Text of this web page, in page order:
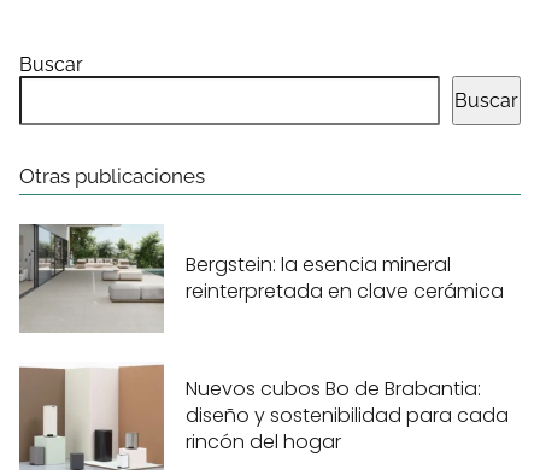
Buscar
Buscar
Otras publicaciones
Bergstein: la esencia mineral
reinterpretada en clave cerámica
Nuevos cubos Bo de Brabantia:
diseño y sostenibilidad para cada
rincón del hogar